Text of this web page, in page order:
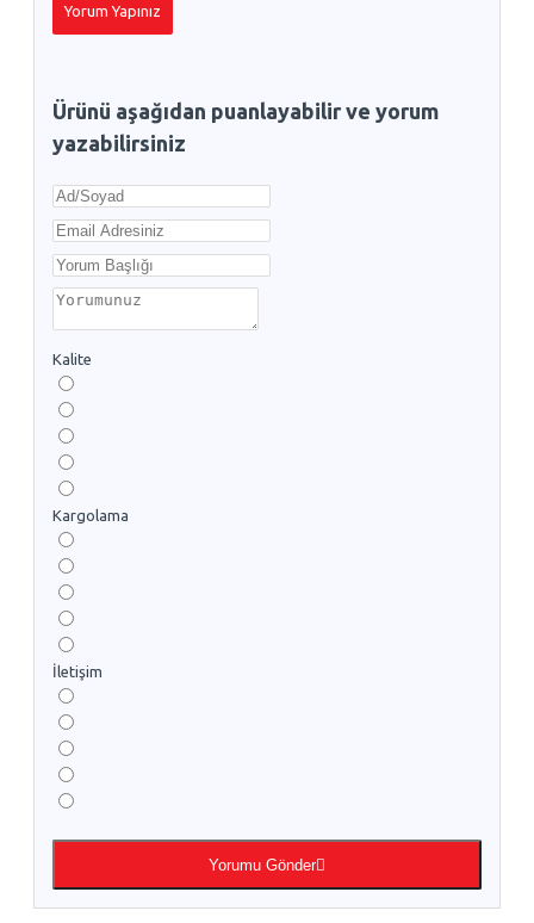
Yorum Yapınız
Ürünü aşağıdan puanlayabilir ve yorum
yazabilirsiniz
Kalite
Kargolama
İletişim
Yorumu Gönder